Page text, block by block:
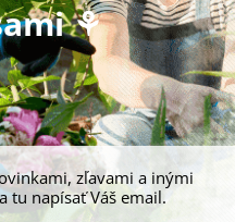
⚘
zľavami a inými
tu napísať Váš email.